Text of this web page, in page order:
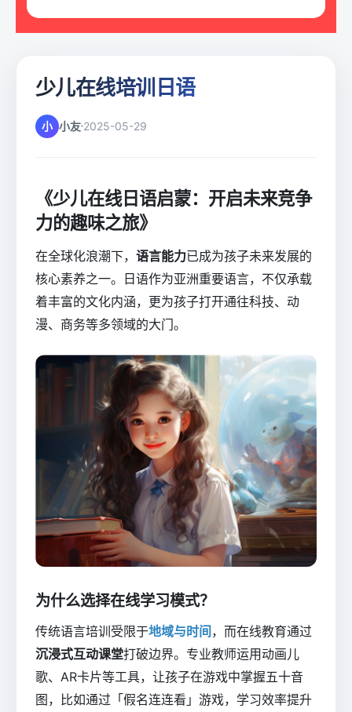
少儿在线培训日语
小 小友 2025-05-29
《少儿在线日语启蒙：开启未来竞争
力的趣味之旅》
在全球化浪潮下， 语言能力已成为孩子未来发展的
核心素养之一。日语作为亚洲重要语言，不仅承载
着丰富的文化内涵，更为孩子打开通往科技、动
漫、商务等多领域的大门。
为什么选择在线学习模式？
传统语言培训受限于地域与时间，而在线教育通过
沉浸式互动课堂打破边界。专业教师运用动画儿
歌、AR卡片等工具，让孩子在游戏中掌握五十音
图，比如通过「假名连连看」游戏，学习效率提升